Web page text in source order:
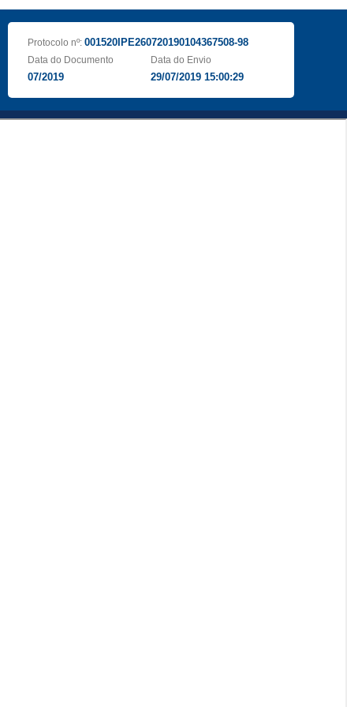
Protocolo nº: 001520IPE260720190104367508-98
Data do Documento
07/2019
Data do Envio
29/07/2019 15:00:29